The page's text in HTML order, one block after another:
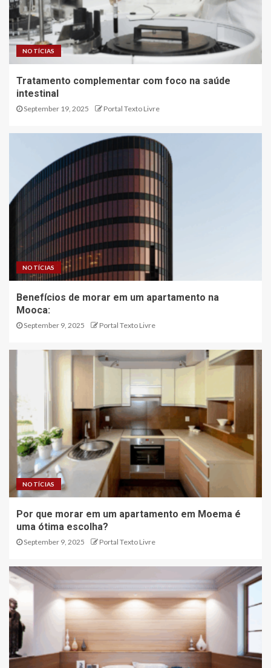
NOTÍCIAS
Tratamento complementar com foco na saúde
intestinal
September 19, 2025 Portal Texto Livre
NOTÍCIAS
Benefícios de morar em um apartamento na
Mooca:
September 9, 2025 Portal Texto Livre
NOTÍCIAS
Por que morar em um apartamento em Moema é
uma ótima escolha?
September 9, 2025 Portal Texto Livre